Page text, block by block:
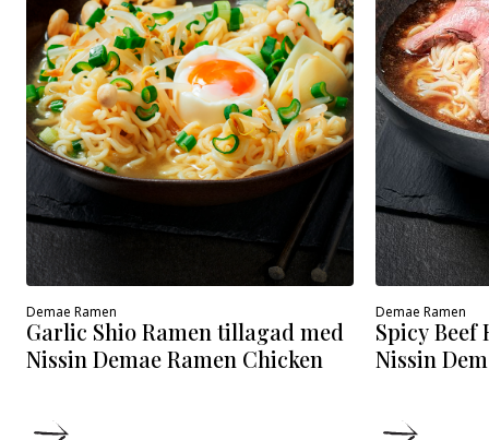
Demae Ramen
Garlic Shio Ramen tillagad med
Nissin Demae Ramen Chicken
Demae Ramen
Spicy
Nissin